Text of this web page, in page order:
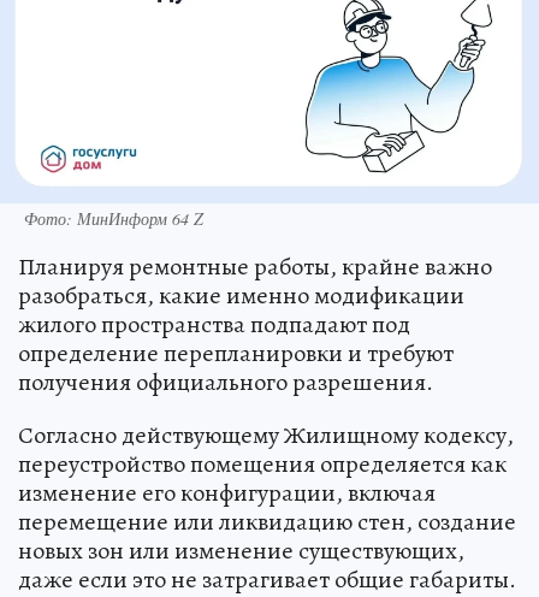
Фото: МинИнформ 64 Z
Планируя ремонтные работы, крайне важно
разобраться, какие именно модификации
жилого пространства подпадают под
определение перепланировки и требуют
получения официального разрешения.
Согласно действующему Жилищному кодексу,
переустройство помещения определяется как
изменение его конфигурации, включая
перемещение или ликвидацию стен, создание
новых зон или изменение существующих,
даже если это не затрагивает общие габариты.